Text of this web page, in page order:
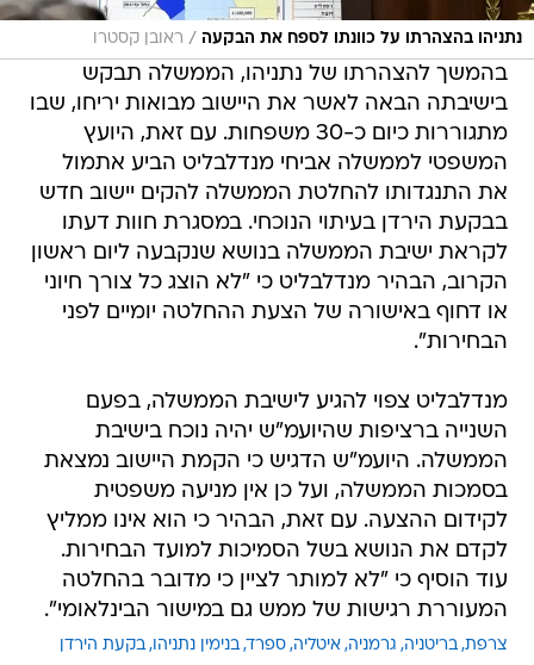
נתניהו בהצהרתו על כוונתו לספח את הבקעה / ראובן קסטרו
בהמשך להצהרתו של נתניהו, הממשלה תבקש
בישיבתה הבאה לאשר את היישוב מבואות יריחו, שבו
מתגוררות כיום כ-30 משפחות. עם זאת, היועץ
המשפטי לממשלה אביחי מנדלבליט הביע אתמול
את התנגדותו להחלטת הממשלה להקים יישוב חדש
בבקעת הירדן בעיתוי הנוכחי. במסגרת חוות דעתו
לקראת ישיבת הממשלה בנושא שנקבעה ליום ראשון
הקרוב, הבהיר מנדלבליט כי "לא הוצג כל צורך חיוני
או דחוף באישורה של הצעת ההחלטה יומיים לפני
הבחירות".
מנדלבליט צפוי להגיע לישיבת הממשלה, בפעם
השנייה ברציפות שהיועמ"ש יהיה נוכח בישיבת
הממשלה. היועמ"ש הדגיש כי הקמת היישוב נמצאת
בסמכות הממשלה, ועל כן אין מניעה משפטית
לקידום ההצעה. עם זאת, הבהיר כי הוא אינו ממליץ
לקדם את הנושא בשל הסמיכות למועד הבחירות.
עוד הוסיף כי "לא למותר לציין כי מדובר בהחלטה
המעוררת רגישות של ממש גם במישור הבינלאומי".
צרפת בריטניה גרמניה איטליה ספרד בנימין נתניהו בקעת הירדן